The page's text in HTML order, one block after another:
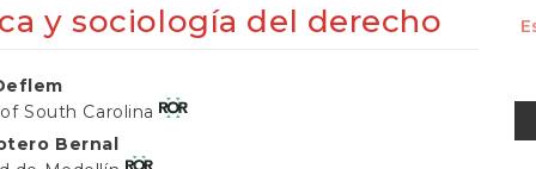
y sociología del derecho
South Carolina
Bernal
a